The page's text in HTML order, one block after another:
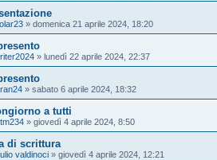
» domenica 21 aprile 2024, 18:20
» lunedì 22 aprile 2024, 22:37
» sabato 6 aprile 2024, 18:32
a tutti
» giovedì 4 aprile 2024, 8:50
di scrittura
valdinoci » giovedì 4 aprile 2024, 12:21